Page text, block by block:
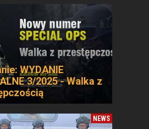
WYDANIE
3/2025 - Walka z
NEWS